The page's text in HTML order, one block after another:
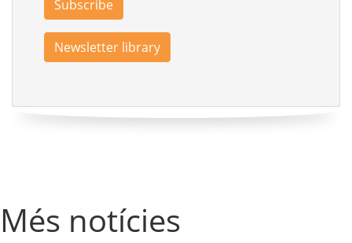
Subscribe
Newsletter library
Més notícies